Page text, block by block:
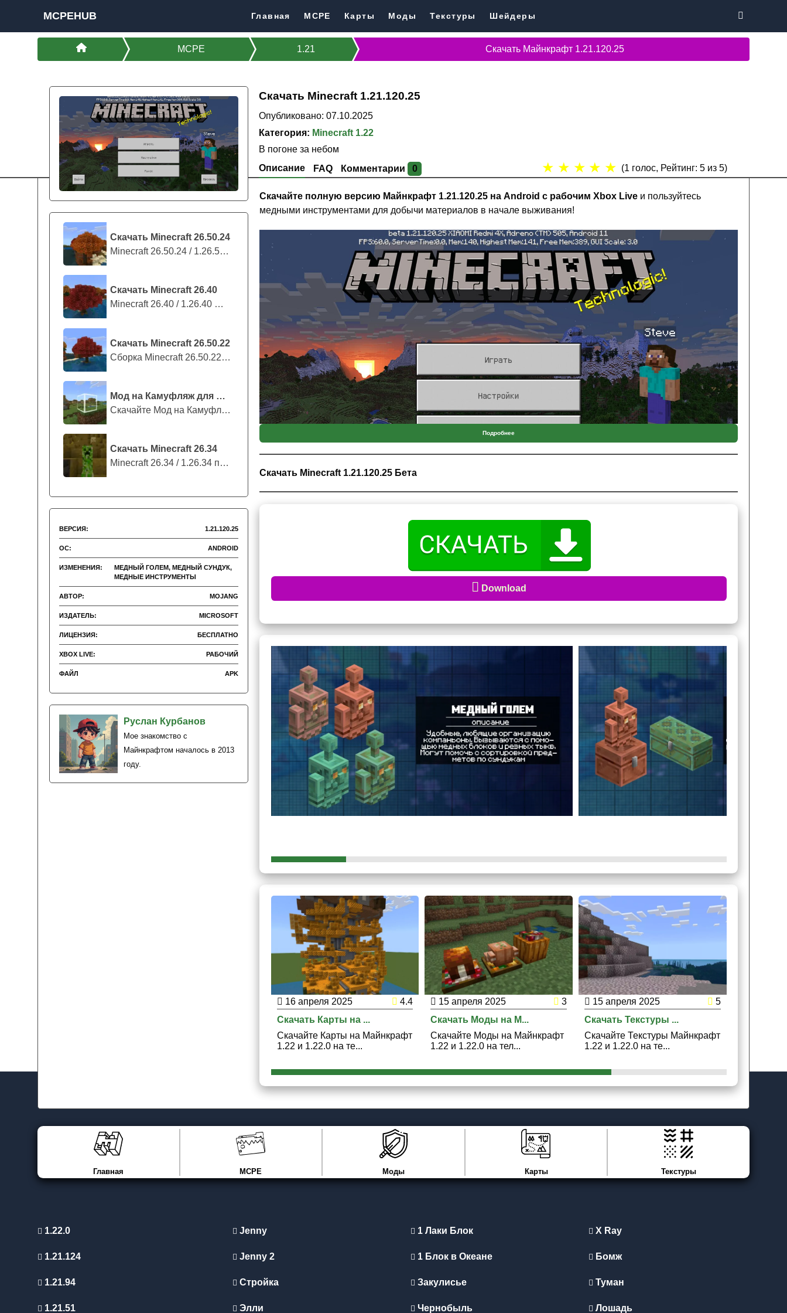
MCPEHUB Главная MCPE Карты Моды Текстуры Шейдеры
MCPE 1.21 Скачать Майнкрафт 1.21.120.25
Скачать Minecraft 1.21.120.25
Опубликовано: 07.10.2025
Категория: Minecraft 1.22
В погоне за небом
Описание
FAQ Комментарии 0 ★ ★ ★ ★ ★ (1 голос, Рейтинг: 5из 5)
Скачать Minecraft 26.50.24
Minecraft 26.50.24 / 1.26.50.24 предс...
Скачать Minecraft 26.40
Minecraft 26.40 / 1.26.40 — стабильны...
Скачать Minecraft 26.50.22
Сборка Minecraft 26.50.22 / 1.26.50.2...
Мод на Камуфляж для Майнкрафт ПЕ
Скачайте Мод на Камуфляж на Майнкрафт...
Скачать Minecraft 26.34
Minecraft 26.34 / 1.26.34 представляе...
ВЕРСИЯ: 1.21.120.25
ОС: ANDROID
ИЗМЕНЕНИЯ:
МЕДНЫЙ ГОЛЕМ, МЕДНЫЙ СУНДУК,
МЕДНЫЕ ИНСТРУМЕНТЫ
АВТОР: MOJANG
ИЗДАТЕЛЬ: MICROSOFT
ЛИЦЕНЗИЯ: БЕСПЛАТНО
XBOX LIVE: РАБОЧИЙ
ФАЙЛ APK
Руслан Курбанов
Мое знакомство с
Майнкрафтом началось в 2013
году.
Скачайте полную версию Майнкрафт 1.21.120.25 на Android с рабочим Xbox Live и пользуйтесь
медными инструментами для добычи материалов в начале выживания!
Майнкрафт Бедрок Эдишн 1.21.120.25
Обновление Майнкрафт 1.21.120.25 привносит свежие механики и исправления, которые делают игру
удобнее и визуально приятнее. Одним из ключевых нововведений стали медные големы. Это полезные
помощники, которые автоматически сортируют предметы. Игроки могут
, а
големы будут переносить его в обычные хранилища, тем самым экономя время.
Со временем големы могут окисляться, превращаясь в декоративные статуи. У них сохранится
присвоенное им имя, но двигаться они не смогут. Но игроки могут оживить статуи, очистив их, например, при
помощи топора. Также их можно защитить от дальнейшего окисления, используя воск. Этот лайфхак
актуален и для следующих обновлений MCPE.
Улучшения блоков и текстур
Подробнее
Скачать Minecraft 1.21.120.25 Бета
Download
16 апреля 2025
4.4
Скачать Карты на ...
Скачайте Карты на Майнкрафт
1.22 и 1.22.0 на те...
15 апреля 2025
3
Скачать Моды на М...
Скачайте Моды на Майнкрафт
1.22 и 1.22.0 на тел...
15 апреля 2025
5
Скачать Текстуры ...
Скачайте Текстуры Майнкрафт
1.22 и 1.22.0 на те...
Главная MCPE Моды Карты Текстуры
1.22.0
1.21.124
1.21.94
1.21.51
Jenny
Jenny 2
Стройка
Элли
1 Лаки Блок
1 Блок в Океане
Закулисье
Чернобыль
X Ray
Бомж
Туман
Лошадь